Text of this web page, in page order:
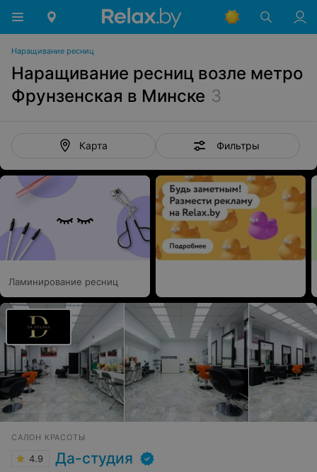
Наращивание ресниц
Наращивание ресниц возле метро
Фрунзенская в Минске 3
Карта Фильтры
Ламинирование ресниц
САЛОН КРАСОТЫ
4.9 Да-студия